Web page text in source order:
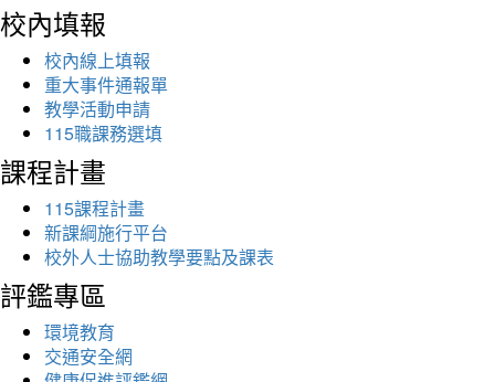
校內填報
校內線上填報
重大事件通報單
教學活動申請
115職課務選填
課程計畫
115課程計畫
新課綱施行平台
校外人士協助教學要點及課表
評鑑專區
環境教育
交通安全網